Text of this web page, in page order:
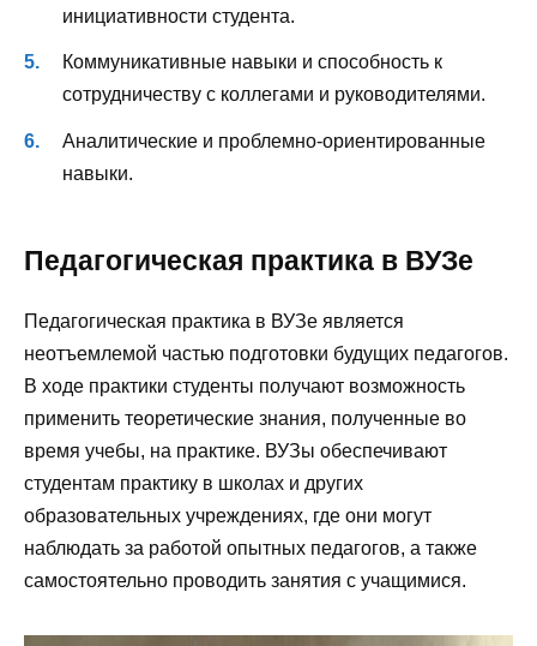
инициативности студента.
Коммуникативные навыки и способность к
сотрудничеству с коллегами и руководителями.
Аналитические и проблемно-ориентированные
навыки.
Педагогическая практика в ВУЗе
Педагогическая практика в ВУЗе является
неотъемлемой частью подготовки будущих педагогов.
В ходе практики студенты получают возможность
применить теоретические знания, полученные во
время учебы, на практике. ВУЗы обеспечивают
студентам практику в школах и других
образовательных учреждениях, где они могут
наблюдать за работой опытных педагогов, а также
самостоятельно проводить занятия с учащимися.